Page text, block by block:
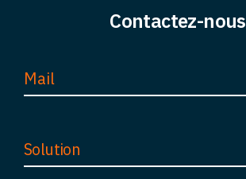
Contactez-nous
Solution